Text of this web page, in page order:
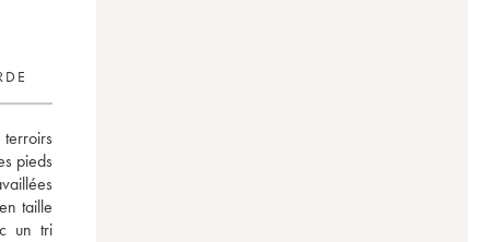
pieds
taille
un tri